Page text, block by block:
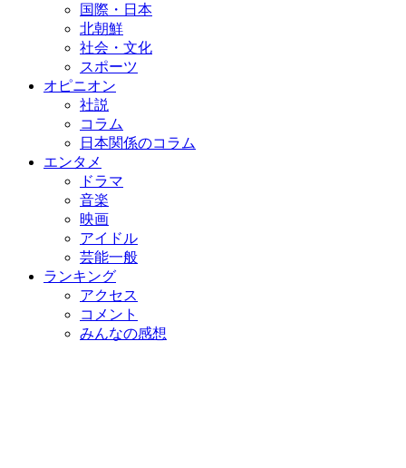
国際・日本
北朝鮮
社会・文化
スポーツ
オピニオン
社説
コラム
日本関係のコラム
エンタメ
ドラマ
音楽
映画
アイドル
芸能一般
ランキング
アクセス
コメント
みんなの感想